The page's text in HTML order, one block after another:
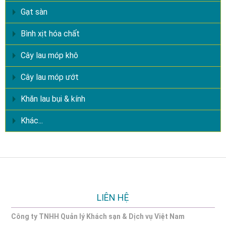
Gạt sàn
Bình xịt hóa chất
Cây lau móp khô
Cây lau móp ướt
Khăn lau bụi & kính
Khác...
LIÊN HỆ
Công ty TNHH Quản lý Khách sạn & Dịch vụ Việt Nam